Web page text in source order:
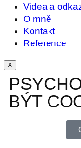
Videa a
O mně
Kontakt
Reference
X
BÝT